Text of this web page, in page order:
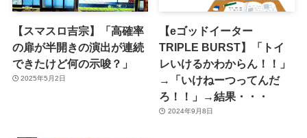
【スマスロ吉宗】「高確率
の扉が半開きの演出が連続
できたけど何の示唆？」
2025年5月2日
【eゴッドイーター
TRIPLE BURST】「トイ
レいけるかわからん！！」
→「いけねーつってんだ
ろ！！」→結果・・・
2024年9月8日